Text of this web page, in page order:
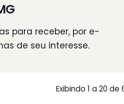
para receber, por e-
de seu interesse.
Exibindo 1 a 20